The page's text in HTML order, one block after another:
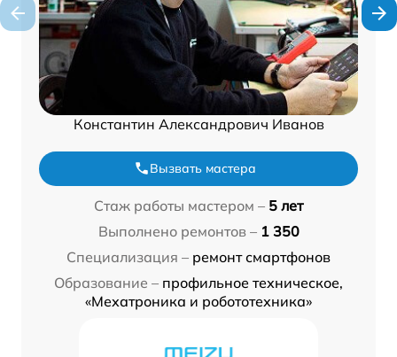
Константин Александрович Иванов
Вызвать мастера
Стаж работы мастером – 5 лет
Выполнено ремонтов – 1 350
Специализация – ремонт смартфонов
Образование – профильное техническое,
«Мехатроника и робототехника»